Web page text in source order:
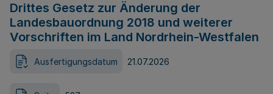
Drittes Gesetz zur Änderung der
Landesbauordnung 2018 und weiterer
Vorschriften im Land Nordrhein-Westfalen
Ausfertigungsdatum 21.07.2026